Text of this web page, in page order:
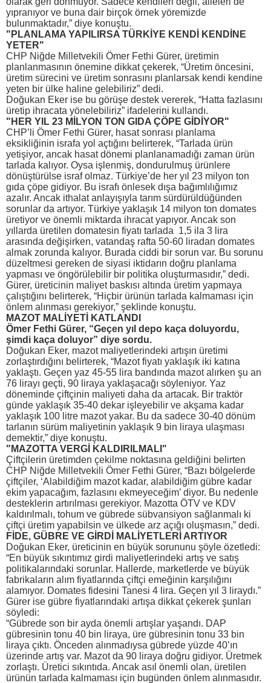
yıpranıyor ve buna dair birçok örnek yöremizde
bulunmaktadır,” diye konuştu.
"PLANLAMA YAPILIRSA TÜRKİYE KENDİ KENDİNE
YETER"
CHP Niğde Milletvekili Ömer Fethi Gürer, üretimin
planlanmasının önemine dikkat çekerek, “Üretim öncesini,
üretim sürecini ve üretim sonrasını planlarsak kendi kendine
yeten bir ülke haline gelebiliriz” dedi.
Doğukan Eker ise bu görüşe destek vererek, “Hatta fazlasını
üretip ihracata yönelebiliriz” ifadelerini kullandı.
"HER YIL 23 MİLYON TON GIDA ÇÖPE GİDİYOR"
CHP’li Ömer Fethi Gürer, hasat sonrası planlama
eksikliğinin israfa yol açtığını belirterek, “Tarlada ürün
yetişiyor, ancak hasat dönemi planlanamadığı zaman ürün
tarlada kalıyor. Oysa işlenmiş, dondurulmuş ürünlere
dönüştürülse israf olmaz. Türkiye’de her yıl 23 milyon ton
gıda çöpe gidiyor. Bu israfı önlesek dışa bağımlılığımız
azalır. Ancak ithalat anlayışıyla tarım sürdürüldüğünden
sorunlar da artıyor. Türkiye yaklaşık 14 milyon ton domates
üretiyor ve önemli miktarda ihracat yapıyor. Ancak son
yıllarda üretilen domatesin fiyatı tarlada 1,5 ila 3 lira
arasında değişirken, vatandaş rafta 50-60 liradan domates
almak zorunda kalıyor. Burada ciddi bir sorun var. Bu sorunu
düzeltmesi gereken de siyasi iktidarın doğru planlama
yapması ve öngörülebilir bir politika oluşturmasıdır,” dedi.
Gürer, üreticinin maliyet baskısı altında üretim yapmaya
çalıştığını belirterek, “Hiçbir ürünün tarlada kalmaması için
önlem alınması gerekiyor,” şeklinde konuştu.
MAZOT MALİYETİ KATLANDI
Ömer Fethi Gürer, “Geçen yıl depo kaça doluyordu,
şimdi kaça doluyor” diye sordu.
Doğukan Eker, mazot maliyetlerindeki artışın üretimi
zorlaştırdığını belirterek, “Mazot fiyatı yaklaşık iki katına
yaklaştı. Geçen yaz 45-55 lira bandında mazot alırken şu an
76 lirayı geçti, 90 liraya yaklaşacağı söyleniyor. Yaz
döneminde çiftçinin maliyeti daha da artacak. Bir traktör
günde yaklaşık 35-40 dekar işleyebilir ve akşama kadar
yaklaşık 100 litre mazot yakar. Bu da sadece 30-40 dönüm
tarlanın sürüm maliyetinin yaklaşık 9 bin liraya ulaşması
demektir,” diye konuştu.
"MAZOTTA VERGİ KALDIRILMALI"
Çiftçilerin üretimden çekilme noktasına geldiğini belirten
CHP Niğde Milletvekili Ömer Fethi Gürer, “Bazı bölgelerde
çiftçiler, ‘Alabildiğim mazot kadar, alabildiğim gübre kadar
ekim yapacağım, fazlasını ekmeyeceğim’ diyor. Bu nedenle
desteklerin artırılması gerekiyor. Mazotta ÖTV ve KDV
kaldırılmalı, tohum ve gübrede sübvansiyon sağlanmalı ki
çiftçi üretim yapabilsin ve ülkede arz açığı oluşmasın,” dedi.
FİDE, GÜBRE VE GİRDİ MALİYETLERİ ARTIYOR
Doğukan Eker, üreticinin en büyük sorununu şöyle özetledi:
“En büyük sıkıntımız girdi maliyetlerindeki artış ve satış
politikalarındaki sorunlar. Hallerde, marketlerde ve büyük
fabrikaların alım fiyatlarında çiftçi emeğinin karşılığını
alamıyor. Domates fidesini Tanesi 4 lira. Geçen yıl 3 liraydı.”
Gürer ise gübre fiyatlarındaki artışa dikkat çekerek şunları
söyledi:
“Gübrede son bir ayda önemli artışlar yaşandı. DAP
gübresinin tonu 40 bin liraya, üre gübresinin tonu 33 bin
liraya çıktı. Önceden alınmadıysa gübrede yüzde 40’ın
üzerinde artış var. Mazot da 90 liraya doğru gidiyor. Üretmek
zorlaştı. Üretici sıkıntıda. Ancak asıl önemli olan, üretilen
ürünün tarlada kalmaması için bugünden önlem alınmasıdır.